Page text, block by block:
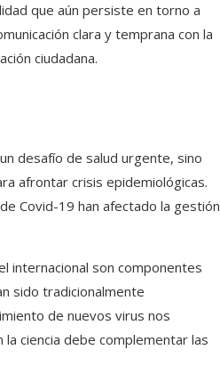
que aún persiste en torno a
clara y temprana con la
ciudadana.
desafío de salud urgente, sino
afrontar crisis epidemiológicas.
Covid-19 han afectado la gestión
internacional son componentes
sido tradicionalmente
de nuevos virus nos
ciencia debe complementar las